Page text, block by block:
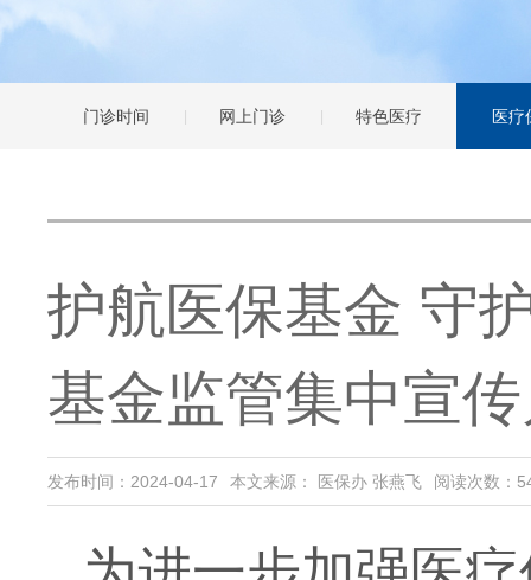
门诊时间 网上门诊 特色医疗 医疗
护航医保基金 守
基金监管集中宣
发布时间：2024-04-17 本文来源： 医保办 张燕飞 阅读次数：